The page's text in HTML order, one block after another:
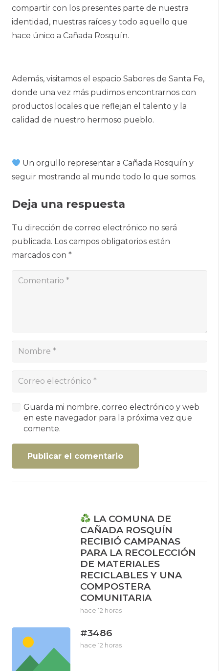
compartir con los presentes parte de nuestra
identidad, nuestras raíces y todo aquello que
hace único a Cañada Rosquín.
Además, visitamos el espacio Sabores de Santa Fe,
donde una vez más pudimos encontrarnos con
productos locales que reflejan el talento y la
calidad de nuestro hermoso pueblo.
Un orgullo representar a Cañada Rosquín y
seguir mostrando al mundo todo lo que somos.
Deja una respuesta
Tu dirección de correo electrónico no será
publicada. Los campos obligatorios están
marcados con *
Guarda mi nombre, correo electrónico y web
en este navegador para la próxima vez que
comente.
Publicar el comentario
LA COMUNA DE
CAÑADA ROSQUÍN
RECIBIÓ CAMPANAS
PARA LA RECOLECCIÓN
DE MATERIALES
RECICLABLES Y UNA
COMPOSTERA
COMUNITARIA
hace 12 horas
#3486
hace 12 horas